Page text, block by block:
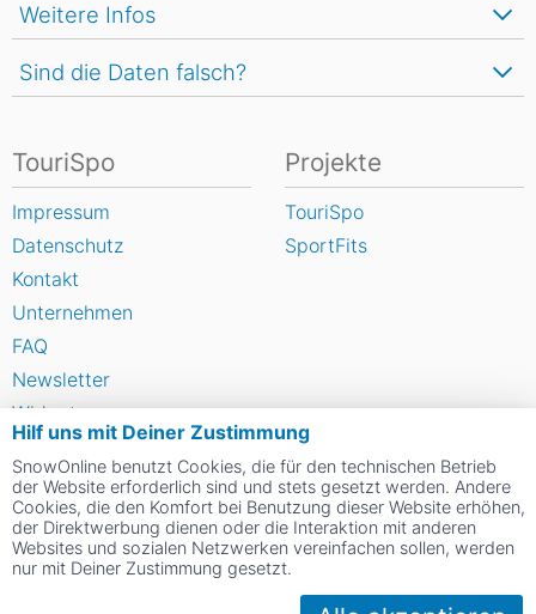
Weitere Infos
Sind die Daten falsch?
Hilf uns mit Deiner Zustimmung
SnowOnline benutzt Cookies, die für den technischen Betrieb
der Website erforderlich sind und stets gesetzt werden. Andere
Cookies, die den Komfort bei Benutzung dieser Website erhöhen,
der Direktwerbung dienen oder die Interaktion mit anderen
Websites und sozialen Netzwerken vereinfachen sollen, werden
nur mit Deiner Zustimmung gesetzt.
TouriSpo
Impressum
Datenschutz
Kontakt
Unternehmen
FAQ
Newsletter
Widget
Umfragen
Skigebiet bewerten
Projekte
TouriSpo
SportFits
Social Web